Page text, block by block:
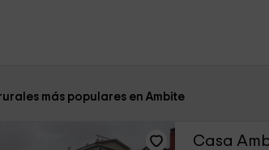
más populares en Ambite
Casa